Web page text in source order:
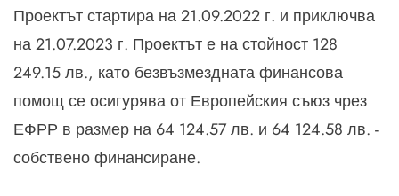
Проектът стартира на 21.09.2022 г. и приключва
на 21.07.2023 г. Проектът е на стойност 128
249.15 лв., като безвъзмездната финансова
помощ се осигурява от Европейския съюз чрез
ЕФРР в размер на 64 124.57 лв. и 64 124.58 лв. -
собствено финансиране.